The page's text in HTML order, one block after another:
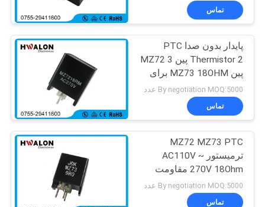
درخواست
قیمت
نقشه
سایت
سیاست
حفظ
حریم
خصوصی
بخاری هوا سرامیک
PTC آبگرمکن
30
تماس
پایدار بدون صدا PTC
Thermistor 2 پین MZ72 3
پین MZ73 18OHM برای
تلویزیون Degaussing
By negotiation MOQ:5000 عدد
تماس
MZ72 MZ73 PTC
ترمیستور AC110V ~
270V 18Ohm مقاومت
برای تلویزیون Degaussing
By negotiation MOQ:5000 عدد
تماس